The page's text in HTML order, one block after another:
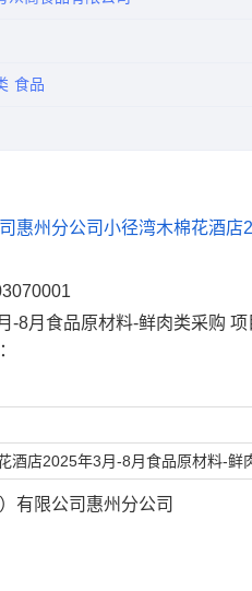
食品
惠州分公司小径湾木棉花酒
-8月食品原材料-鲜肉类采购 项
酒店2025年3月-8月食品原材料-鲜
有限公司惠州分公司